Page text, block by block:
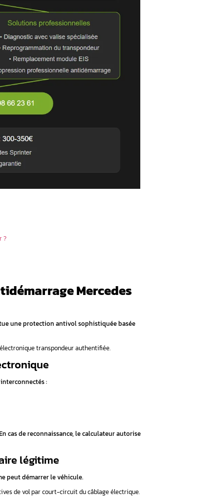
la cause la plus fréquente de dysfonctionnement
diagnostic est indispensable pour identifier la panne
réalisée par un spécialiste pour préserver la sécurité
des codes défaut
Mercedes Sprinter ?
sur Mercedes Sprinter ?
la réparation ?